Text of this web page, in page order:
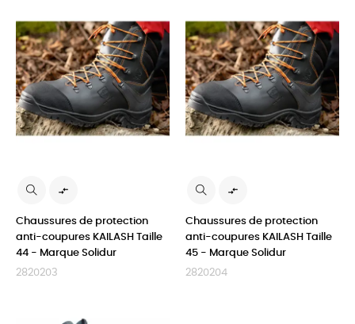

Chaussures de protection
anti-coupures KAILASH Taille
44 - Marque Solidur
2820203

Chaussures de protection
anti-coupures KAILASH Taille
45 - Marque Solidur
2820204